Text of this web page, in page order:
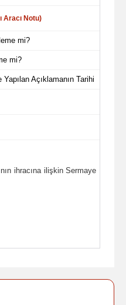
Aracı Notu)
mi?
mi?
Açıklamanın Tarihi
ihracına ilişkin Sermaye